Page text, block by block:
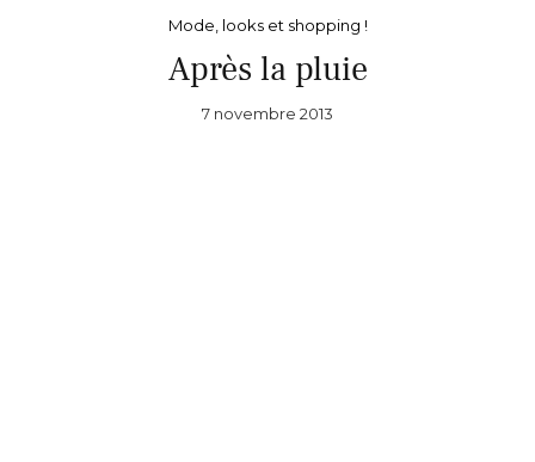
Mode, looks et shopping !
Après la pluie
7 novembre 2013